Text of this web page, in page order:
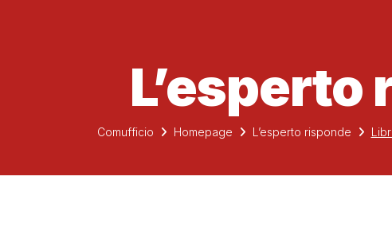
L’esperto
Comufficio Homepage L’esperto risponde